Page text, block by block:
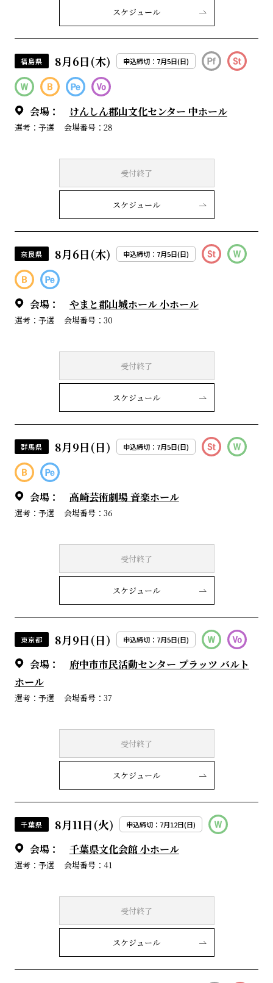
スケジュール
福島県 8月6日(木) 申込締切：7月5日(日)
会場： けんしん郡山文化センター 中ホール
選考：予選 会場番号：28
受付終了
スケジュール
奈良県 8月6日(木) 申込締切：7月5日(日)
会場： やまと郡山城ホール 小ホール
選考：予選 会場番号：30
受付終了
スケジュール
群馬県 8月9日(日) 申込締切：7月5日(日)
会場： 高崎芸術劇場 音楽ホール
選考：予選 会場番号：36
受付終了
スケジュール
東京都 8月9日(日) 申込締切：7月5日(日)
会場：
府中市市民活動センター プラッツ バルト
ホール
選考：予選 会場番号：37
受付終了
スケジュール
千葉県 8月11日(火) 申込締切：7月12日(日)
会場： 千葉県文化会館 小ホール
選考：予選 会場番号：41
受付終了
スケジュール